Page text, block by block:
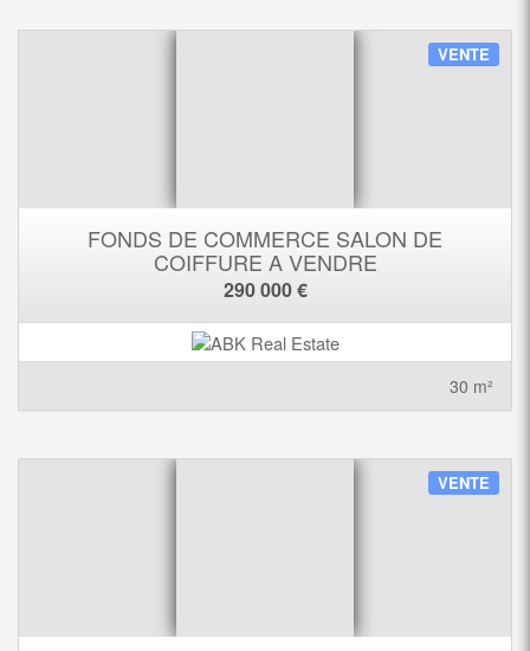
VENTE
FONDS DE COMMERCE SALON DE
COIFFURE A VENDRE
290 000 €
30 m²
VENTE